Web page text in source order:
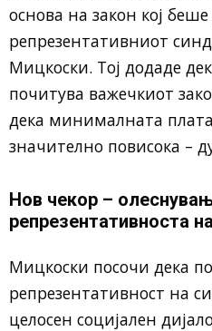
основа на закон кој
репрезентативниот
Мицкоски. Тој додаде
почитува важечкиот
дека минималната
значително повисока –
Нов чекор –
репрезентативноста
Мицкоски посочи дека
репрезентативност на
целосен социјален